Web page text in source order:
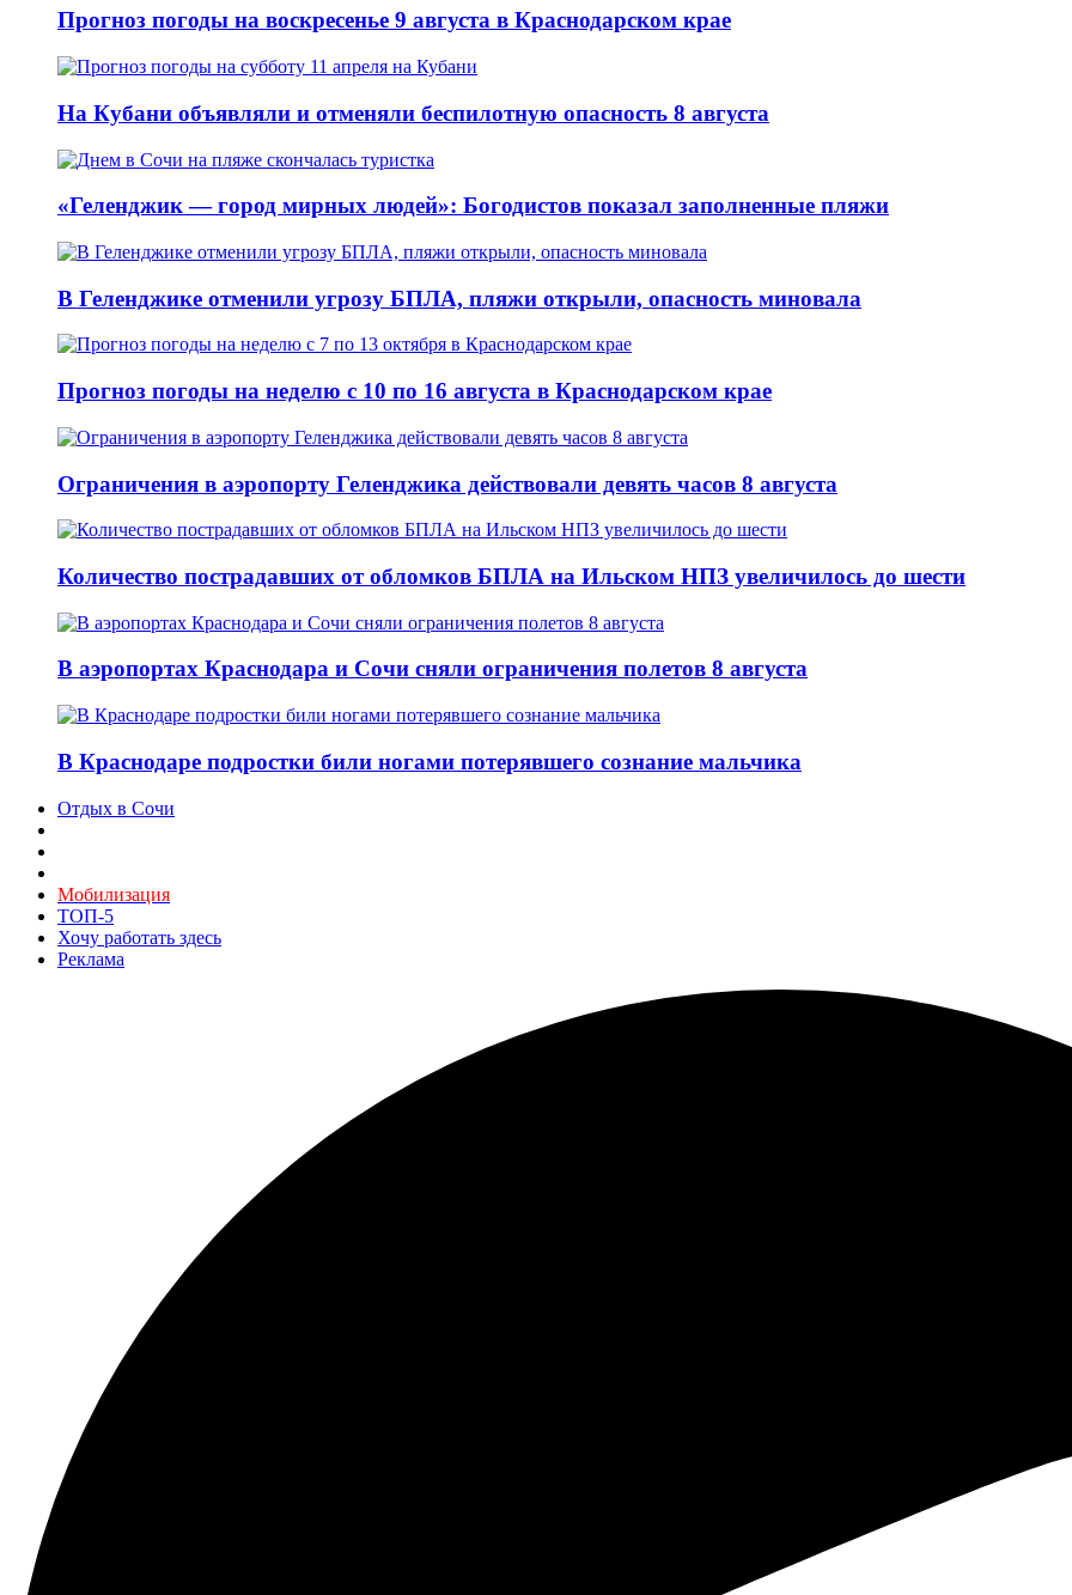
Прогноз погоды на воскресенье 9 августа в Краснодарском крае
На Кубани объявляли и отменяли беспилотную опасность 8 августа
«Геленджик — город мирных людей»: Богодистов показал заполненные пляжи
В Геленджике отменили угрозу БПЛА, пляжи открыли, опасность миновала
Прогноз погоды на неделю с 10 по 16 августа в Краснодарском крае
Ограничения в аэропорту Геленджика действовали девять часов 8 августа
Количество пострадавших от обломков БПЛА на Ильском НПЗ увеличилось до шести
В аэропортах Краснодара и Сочи сняли ограничения полетов 8 августа
В Краснодаре подростки били ногами потерявшего сознание мальчика
Отдых в Сочи
Мобилизация
ТОП-5
Хочу работать здесь
Реклама